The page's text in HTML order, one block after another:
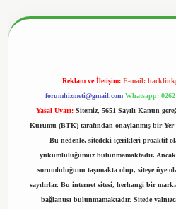
Reklam ve İletişim: E-mail:
forumhizmeti@gmail.com Whatsapp:
Yasal Uyarı: Sitemiz, 5651 Sayılı Kanun
Kurumu (BTK) tarafından onaylanmış bir Yer
Bu nedenle, sitedeki içerikleri proaktif
yükümlülüğümüz bulunmamaktadır.
sorumluluğunu taşımakta olup, siteye üye
sayılırlar. Bu internet sitesi, herhangi bir
bağlantısı bulunmamaktadır. Sitede